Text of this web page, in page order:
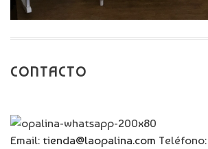
CONTACTO
Email: tienda@laopalina.com Teléfono: